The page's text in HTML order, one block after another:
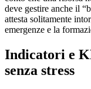
deve gestire anche il
attesta solitamente
emergenze e la
Indicatori e
senza stress